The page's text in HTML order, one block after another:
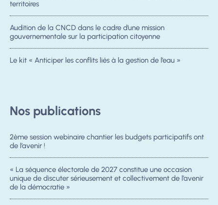
territoires
Audition de la CNCD dans le cadre d’une mission
gouvernementale sur la participation citoyenne
Le kit « Anticiper les conflits liés à la gestion de l’eau »
Nos publications
2ème session webinaire chantier les budgets participatifs ont
de l’avenir !
« La séquence électorale de 2027 constitue une occasion
unique de discuter sérieusement et collectivement de l’avenir
de la démocratie »